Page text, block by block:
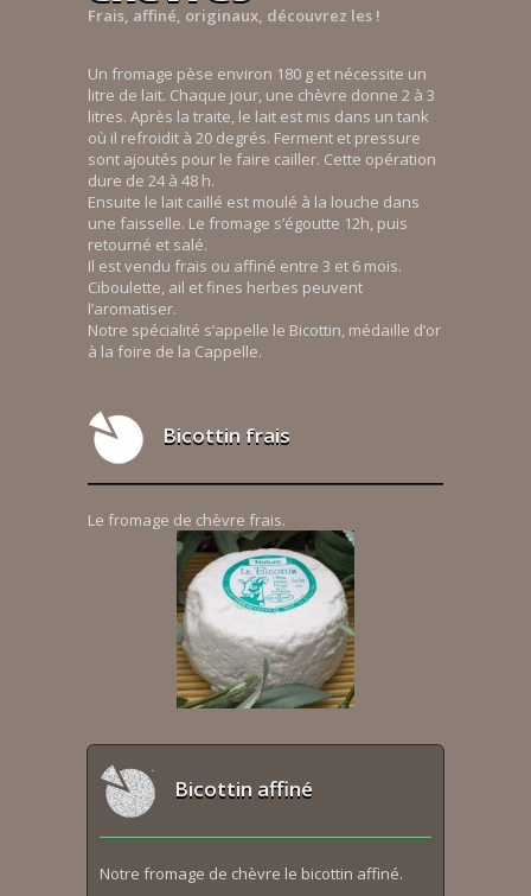
Frais, affiné, originaux, découvrez les !
Un fromage pèse environ 180 g et nécessite un
litre de lait. Chaque jour, une chèvre donne 2 à 3
litres. Après la traite, le lait est mis dans un tank
où il refroidit à 20 degrés. Ferment et pressure
sont ajoutés pour le faire cailler. Cette opération
dure de 24 à 48 h.
Ensuite le lait caillé est moulé à la louche dans
une faisselle. Le fromage s’égoutte 12h, puis
retourné et salé.
Il est vendu frais ou affiné entre 3 et 6 mois.
Ciboulette, ail et fines herbes peuvent
l’aromatiser.
Notre spécialité s’appelle le Bicottin, médaille d’or
à la foire de la Cappelle.
Bicottin frais
Le fromage de chèvre frais.
Bicottin affiné
Notre fromage de chèvre le bicottin affiné.